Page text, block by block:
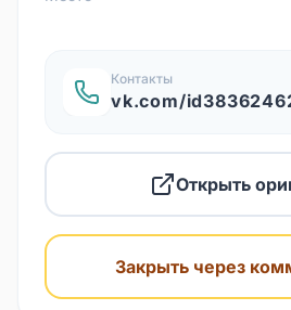
Контакты
vk.com/
Открыть
Закрыть через